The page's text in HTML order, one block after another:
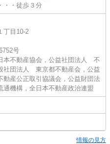
・・徒歩３分
丁目10-2
号
不動産協会，公益社団法人 不
社団法人 東京都不動産会，公益
産公正取引協議会，公益財団法
機構，全日本不動産政治連盟
情報の見方